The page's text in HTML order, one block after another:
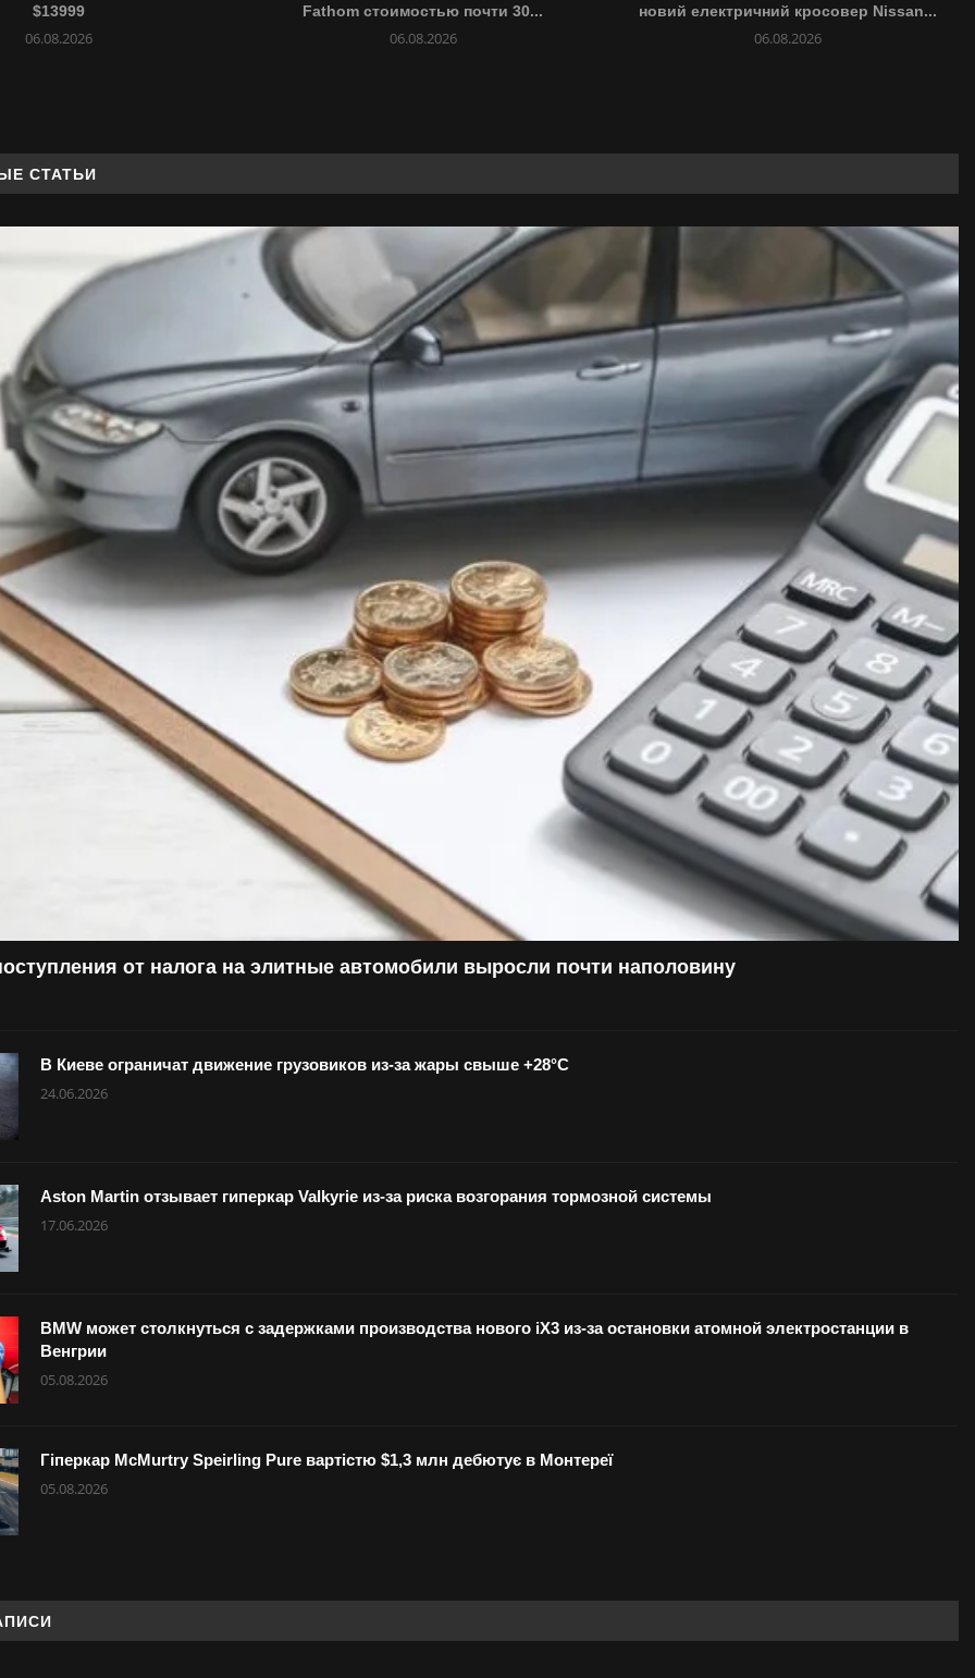
$13999
06.08.2026
Fathom стоимостью почти 30...
06.08.2026
новий електричний кросовер Nissan...
06.08.2026
СТАТЬИ
от налога на элитные автомобили выросли почти наполовину
В Киеве ограничат движение грузовиков из-за жары свыше +28°С
24.06.2026
Aston Martin отзывает гиперкар Valkyrie из-за риска возгорания тормозной системы
17.06.2026
BMW может столкнуться с задержками производства нового iX3 из-за остановки атомной электростанции в
Венгрии
05.08.2026
Гіперкар McMurtry Speirling Pure вартістю $1,3 млн дебютує в Монтереї
05.08.2026